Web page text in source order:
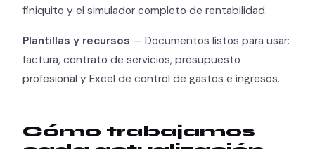
finiquito y el simulador completo de rentabilidad.
Plantillas y recursos — Documentos listos para usar:
factura, contrato de servicios, presupuesto
profesional y Excel de control de gastos e ingresos.
Cómo trabajamos